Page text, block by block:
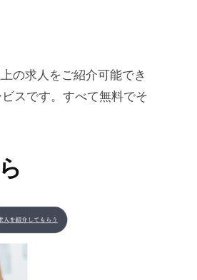
の求人をご紹介可能でき
スです。すべて無料でそ